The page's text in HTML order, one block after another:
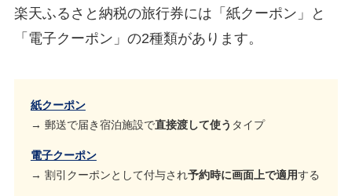
楽天ふるさと納税の旅行券には「紙クーポン」と
「電子クーポン」の2種類があります。
紙クーポン
→ 郵送で届き宿泊施設で直接渡して使う タイプ
電子クーポン
→ 割引クーポンとして付与され予約時に画面上で適用する